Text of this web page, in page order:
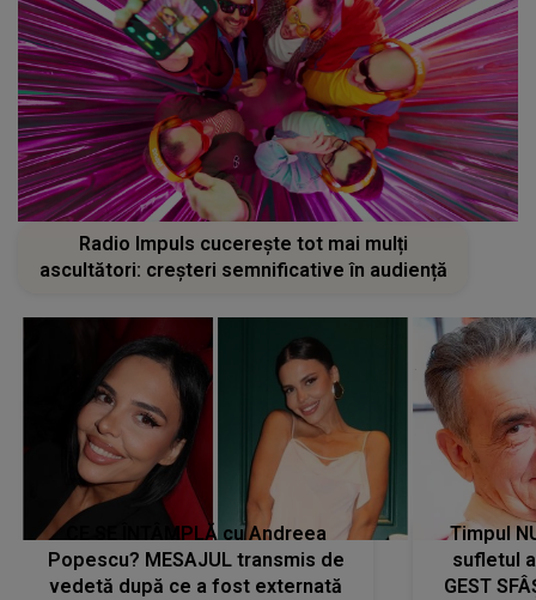
Radio Impuls cucerește tot mai mulți
ascultători: creșteri semnificative în audiență
CE SE ÎNTÂMPLĂ cu Andreea
Popescu? MESAJUL transmis de
vedetă după ce a fost externată
Timpul
sufletul
GEST